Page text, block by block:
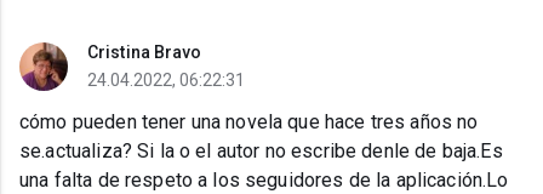
Cristina Bravo
24.04.2022, 06:22:31
cómo pueden tener una novela que hace tres años no
se.actualiza? Si la o el autor no escribe denle de baja.Es
una falta de respeto a los seguidores de la aplicación.Lo